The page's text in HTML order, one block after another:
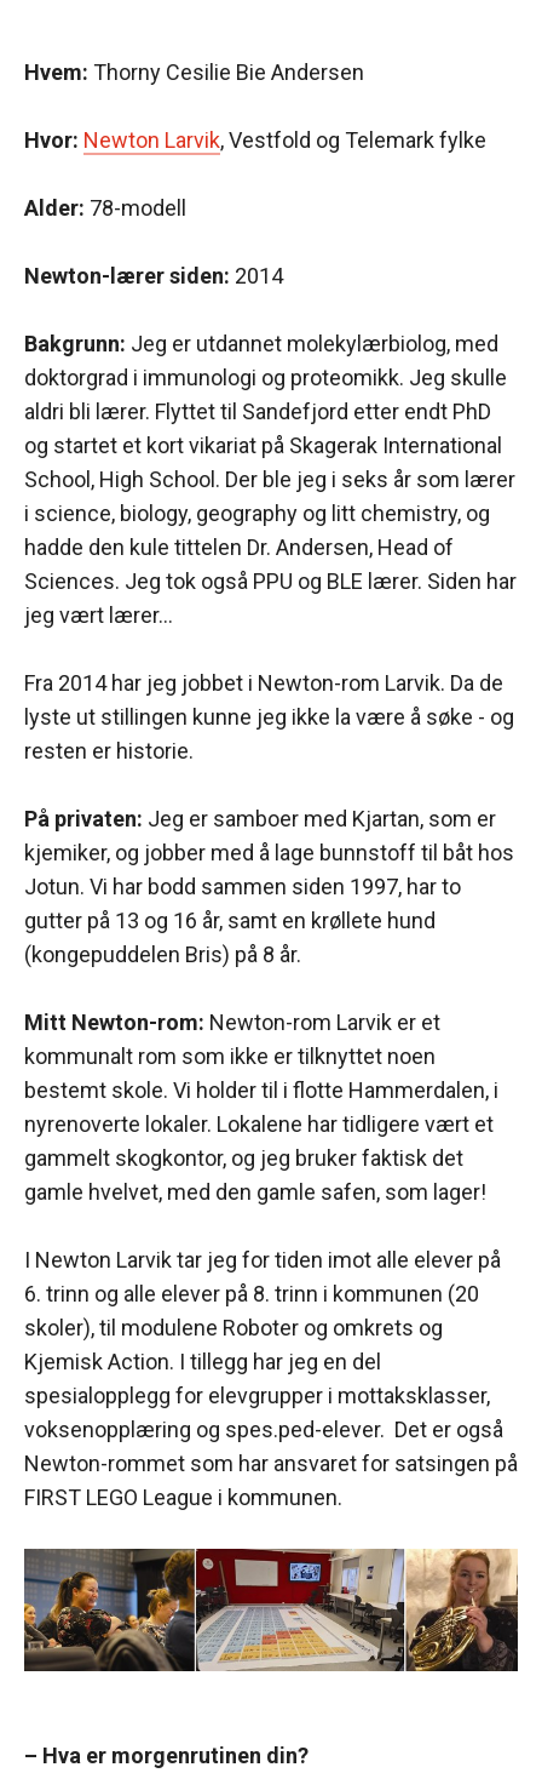
Hvem: Thorny Cesilie Bie Andersen
Hvor: Newton Larvik, Vestfold og Telemark fylke
Alder: 78-modell
Newton-lærer siden: 2014
Bakgrunn: Jeg er utdannet molekylærbiolog, med
doktorgrad i immunologi og proteomikk. Jeg skulle
aldri bli lærer. Flyttet til Sandefjord etter endt PhD
og startet et kort vikariat på Skagerak International
School, High School. Der ble jeg i seks år som lærer
i science, biology, geography og litt chemistry, og
hadde den kule tittelen Dr. Andersen, Head of
Sciences. Jeg tok også PPU og BLE lærer. Siden har
jeg vært lærer…
Fra 2014 har jeg jobbet i Newton-rom Larvik. Da de
lyste ut stillingen kunne jeg ikke la være å søke - og
resten er historie.
På privaten: Jeg er samboer med Kjartan, som er
kjemiker, og jobber med å lage bunnstoff til båt hos
Jotun. Vi har bodd sammen siden 1997, har to
gutter på 13 og 16 år, samt en krøllete hund
(kongepuddelen Bris) på 8 år.
Mitt Newton-rom: Newton-rom Larvik er et
kommunalt rom som ikke er tilknyttet noen
bestemt skole. Vi holder til i flotte Hammerdalen, i
nyrenoverte lokaler. Lokalene har tidligere vært et
gammelt skogkontor, og jeg bruker faktisk det
gamle hvelvet, med den gamle safen, som lager!
I Newton Larvik tar jeg for tiden imot alle elever på
6. trinn og alle elever på 8. trinn i kommunen (20
skoler), til modulene Roboter og omkrets og
Kjemisk Action. I tillegg har jeg en del
spesialopplegg for elevgrupper i mottaksklasser,
voksenopplæring og spes.ped-elever. Det er også
Newton-rommet som har ansvaret for satsingen på
FIRST LEGO League i kommunen.
– Hva er morgenrutinen din?